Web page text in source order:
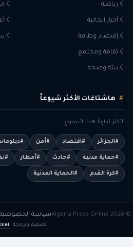
رياضة
أخبار الجالية
إقتصاد وطاقة
ثقافة ومجتمع
بيئة وصحة
هاشتاغات الأكثر شيوعاً
الأكثر تداولاً هذا الأسبوع
#الجزائر #اقتصاد #أمن
#حماية مدنية #حادث #أمطار
#كرة القدم #الحماية المدنية
© 2026 Algeria Press Online سياسة
تصميم وبرمجة